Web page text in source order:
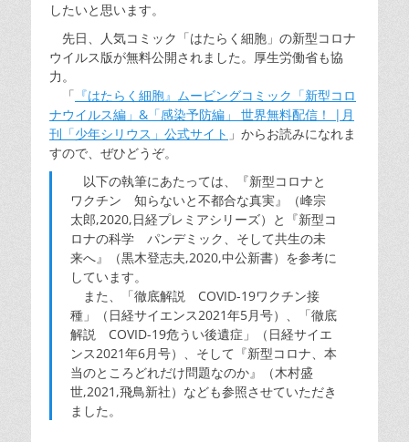
したいと思います。
先日、人気コミック「はたらく細胞」の新型コロナ
ウイルス版が無料公開されました。厚生労働省も協
力。
「 『はたらく細胞』ムービングコミック「新型コロ
ナウイルス編」&「感染予防編」 世界無料配信！ |月
刊「少年シリウス」公式サイト 」からお読みになれま
すので、ぜひどうぞ。
以下の執筆にあたっては、『新型コロナと
ワクチン 知らないと不都合な真実』（峰宗
太郎,2020,日経プレミアシリーズ）と『新型コ
ロナの科学 パンデミック、そして共生の未
来へ』（黒木登志夫,2020,中公新書）を参考に
しています。
また、「徹底解説 COVID-19ワクチン接
種」（日経サイエンス2021年5月号）、「徹底
解説 COVID-19危うい後遺症」（日経サイエ
ンス2021年6月号）、そして『新型コロナ、本
当のところどれだけ問題なのか』（木村盛
世,2021,飛鳥新社）なども参照させていただき
ました。